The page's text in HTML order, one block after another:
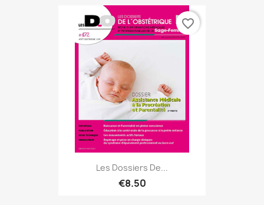
Les Dossiers De...
€8.50
favorite_border